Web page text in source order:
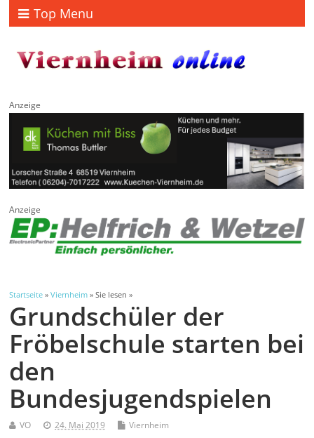
Top Menu
Anzeige
Anzeige
Startseite »Viernheim » Sie lesen »
Grundschüler der
Fröbelschule starten bei
den
Bundesjugendspielen
VO 24. Mai 2019 Viernheim